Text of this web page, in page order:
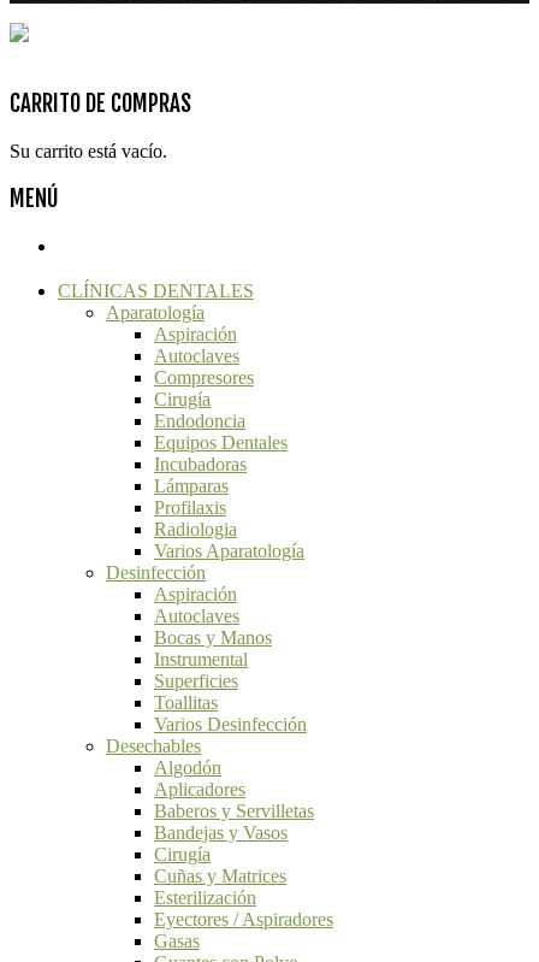
CARRITO DE COMPRAS
Su carrito está vacío.
MENÚ
CLÍNICAS DENTALES
Aparatología
Aspiración
Autoclaves
Compresores
Cirugía
Endodoncia
Equipos Dentales
Incubadoras
Lámparas
Profilaxis
Radiologia
Varios Aparatología
Desinfección
Aspiración
Autoclaves
Bocas y Manos
Instrumental
Superficies
Toallitas
Varios Desinfección
Desechables
Algodón
Aplicadores
Baberos y Servilletas
Bandejas y Vasos
Cirugía
Cuñas y Matrices
Esterilización
Eyectores / Aspiradores
Gasas